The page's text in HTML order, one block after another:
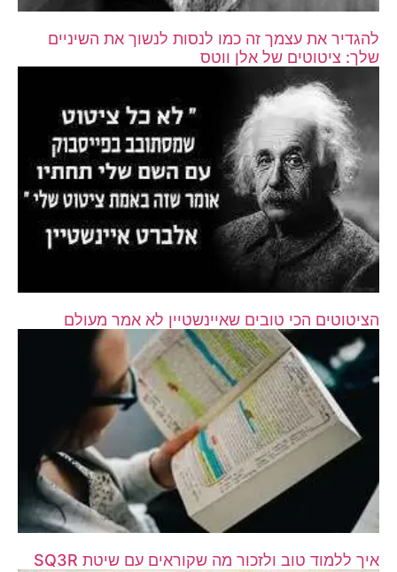
להגדיר את עצמך זה כמו לנסות לנשוך את השיניים
שלך: ציטוטים של אלן ווטס
הציטוטים הכי טובים שאיינשטיין לא אמר מעולם
איך ללמוד טוב ולזכור מה שקוראים עם שיטת SQ3R